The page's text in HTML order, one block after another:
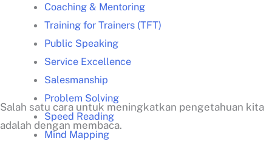
Coaching & Mentoring
Training for Trainers (TFT)
Public Speaking
Service Excellence
Salesmanship
Problem Solving
Speed Reading
Mind Mapping
Salah satu cara untuk meningkatkan pengetahuan kita
adalah dengan membaca.